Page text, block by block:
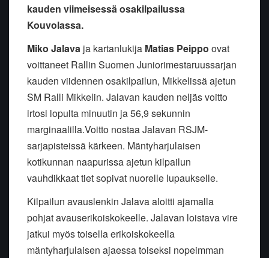
kauden viimeisessä osakilpailussa
Kouvolassa.
Miko Jalava ja kartanlukija Matias Peippo ovat
voittaneet Rallin Suomen Juniorimestaruussarjan
kauden viidennen osakilpailun, Mikkelissä ajetun
SM Ralli Mikkelin. Jalavan kauden neljäs voitto
irtosi lopulta minuutin ja 56,9 sekunnin
marginaalilla.Voitto nostaa Jalavan RSJM-
sarjapisteissä kärkeen. Mäntyharjulaisen
kotikunnan naapurissa ajetun kilpailun
vauhdikkaat tiet sopivat nuorelle lupaukselle.
Kilpailun avauslenkin Jalava aloitti ajamalla
pohjat avauserikoiskokeelle. Jalavan loistava vire
jatkui myös toisella erikoiskokeella
mäntyharjulaisen ajaessa toiseksi nopeimman